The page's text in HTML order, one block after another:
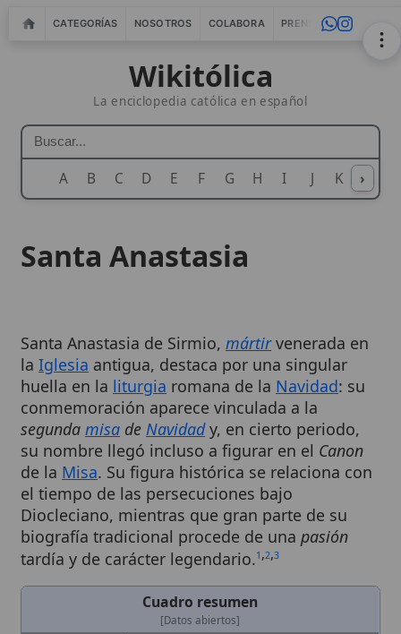
CATEGORÍAS NOSOTROS COLABORA PRENSA WEBMASTERS
Wikitólica
La enciclopedia católica en español
A B C D E F G H I J K L M
›
huella en laliturgiaromana de laNavidad: su
conmemoración aparece vinculada a la
segundamisa deNavidady, en cierto periodo,
su nombre llegó incluso a figurar en el Canon
de laMisa. Su figura histórica se relaciona con
el tiempo de las persecuciones bajo
Diocleciano, mientras que gran parte de su
biografía tradicional procede de unapasión
tardía y de carácter legendario. , ,
Cuadro resumen
[Datos abiertos]
Nombre Anastasia
Persona